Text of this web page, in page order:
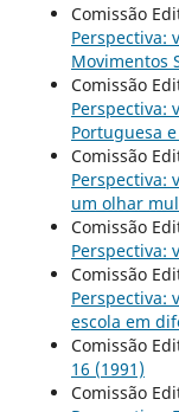
Comissão
Perspectiva:
Movimentos
Comissão
Perspectiva:
Portuguesa
Comissão
Perspectiva:
um olhar
Comissão
Perspectiva:
Comissão
Perspectiva:
escola em
Comissão
16 (1991)
Comissão